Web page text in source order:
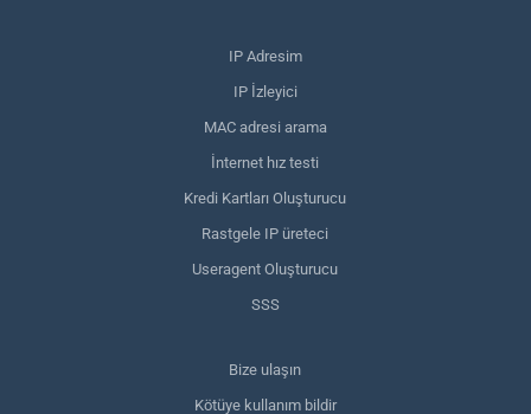
IP Adresim
IP İzleyici
MAC adresi arama
İnternet hız testi
Kredi Kartları Oluşturucu
Rastgele IP üreteci
Useragent Oluşturucu
SSS
Bize ulaşın
Kötüye kullanım bildir